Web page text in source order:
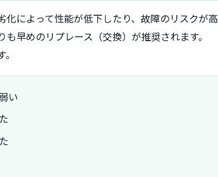
によって性能が低下したり、故障のリスクが
早めのリプレース（交換）が推奨されます。
い